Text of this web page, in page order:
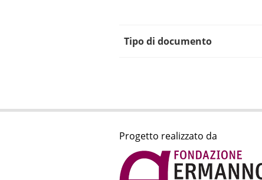
Tipo di documento
Progetto realizzato da